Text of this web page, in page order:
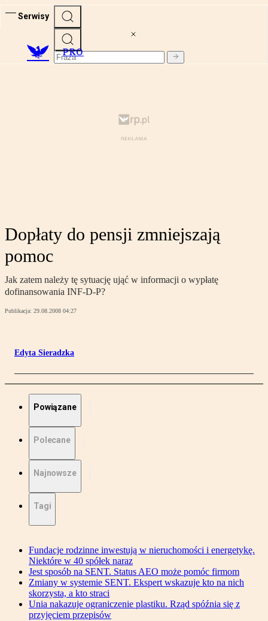
Serwisy
PRO
Dopłaty do pensji zmniejszają
pomoc
Jak zatem należy tę sytuację ująć w informacji o wypłatę
dofinansowania INF-D-P?
Publikacja: 29.08.2008 04:27
Edyta Sieradzka
Powiązane
Polecane
Najnowsze
Tagi
Fundacje rodzinne inwestują w nieruchomości i energetykę.
Niektóre w 40 spółek naraz
Jest sposób na SENT. Status AEO może pomóc firmom
Zmiany w systemie SENT. Ekspert wskazuje kto na nich
skorzysta, a kto straci
Unia nakazuje ograniczenie plastiku. Rząd spóźnia się z
przyjęciem przepisów